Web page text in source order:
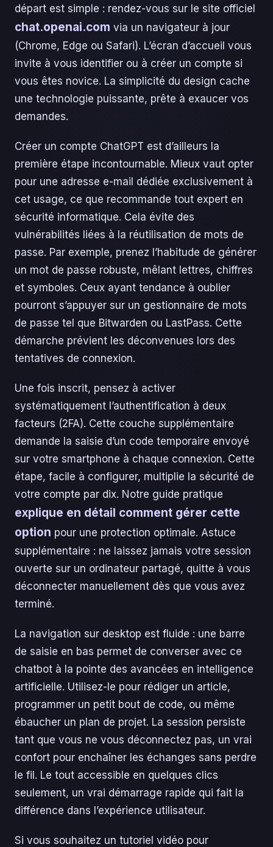
départ est simple : rendez-vous sur le site officiel
chat.openai.com via un navigateur à jour
(Chrome, Edge ou Safari). L’écran d’accueil vous
invite à vous identifier ou à créer un compte si
vous êtes novice. La simplicité du design cache
une technologie puissante, prête à exaucer vos
demandes.
Créer un compte ChatGPT est d’ailleurs la
première étape incontournable. Mieux vaut opter
pour une adresse e-mail dédiée exclusivement à
cet usage, ce que recommande tout expert en
sécurité informatique. Cela évite des
vulnérabilités liées à la réutilisation de mots de
passe. Par exemple, prenez l’habitude de générer
un mot de passe robuste, mêlant lettres, chiffres
et symboles. Ceux ayant tendance à oublier
pourront s’appuyer sur un gestionnaire de mots
de passe tel que Bitwarden ou LastPass. Cette
démarche prévient les déconvenues lors des
tentatives de connexion.
Une fois inscrit, pensez à activer
systématiquement l’authentification à deux
facteurs (2FA). Cette couche supplémentaire
demande la saisie d’un code temporaire envoyé
sur votre smartphone à chaque connexion. Cette
étape, facile à configurer, multiplie la sécurité de
votre compte par dix. Notre guide pratique
explique en détail comment gérer cette
option pour une protection optimale. Astuce
supplémentaire : ne laissez jamais votre session
ouverte sur un ordinateur partagé, quitte à vous
déconnecter manuellement dès que vous avez
terminé.
La navigation sur desktop est fluide : une barre
de saisie en bas permet de converser avec ce
chatbot à la pointe des avancées en intelligence
artificielle. Utilisez-le pour rédiger un article,
programmer un petit bout de code, ou même
ébaucher un plan de projet. La session persiste
tant que vous ne vous déconnectez pas, un vrai
confort pour enchaîner les échanges sans perdre
le fil. Le tout accessible en quelques clics
seulement, un vrai démarrage rapide qui fait la
différence dans l’expérience utilisateur.
Si vous souhaitez un tutoriel vidéo pour